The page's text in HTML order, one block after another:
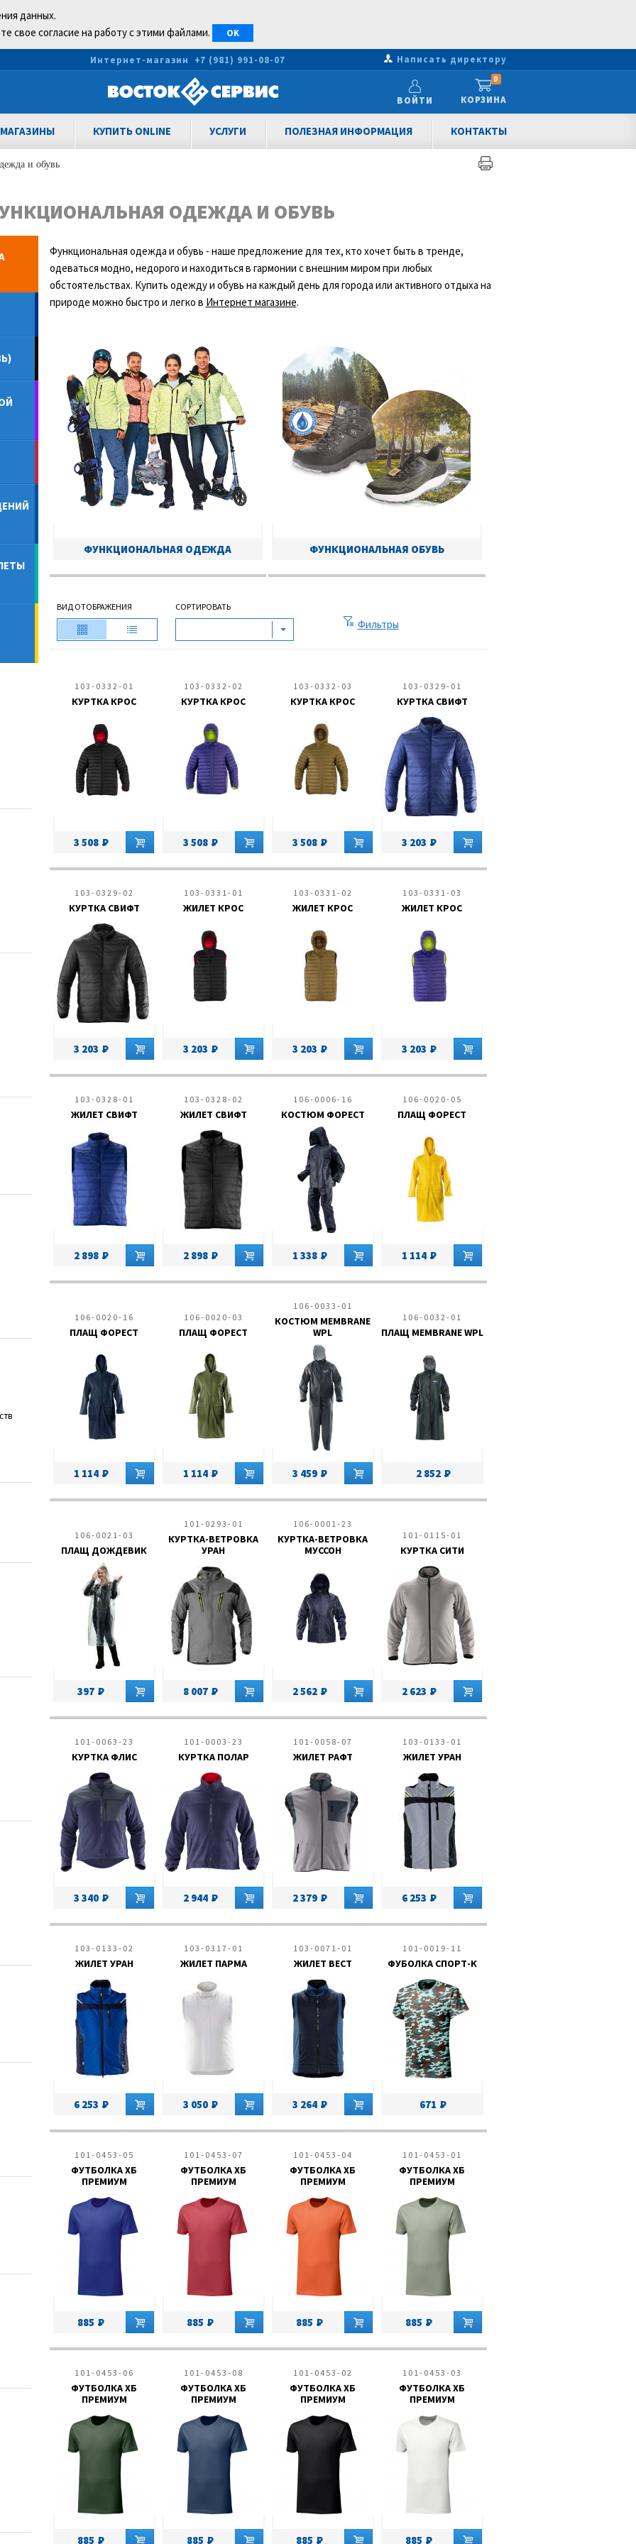
данных.
свое согласие на работу с этими файлами.
OK
Интернет-магазин +7 (981) 991-08-07 Написать директору
ВОЙТИ КОРЗИНА
0
МАГАЗИНЫ КУПИТЬ ONLINE УСЛУГИ ПОЛЕЗНАЯ ИНФОРМАЦИЯ КОНТАКТЫ
и обувь
ОДЕЖДА И ОБУВЬ
Функциональная одежда и обувь - наше предложение для тех, кто хочет быть в тренде,
одеваться модно, недорого и находиться в гармонии с внешним миром при любых
обстоятельствах. Купить одежду и обувь на каждый день для города или активного отдыха на
природе можно быстро и легко в Интернет магазине.
ФУНКЦИОНАЛЬНАЯ ОДЕЖДА ФУНКЦИОНАЛЬНАЯ ОБУВЬ
ВИД ОТОБРАЖЕНИЯ СОРТИРОВАТЬ
Фильтры
103-0332-01
КУРТКА КРОС
3 508
103-0332-02
КУРТКА КРОС
3 508
103-0332-03
КУРТКА КРОС
3 508
103-0329-01
КУРТКА СВИФТ
3 203
103-0329-02
КУРТКА СВИФТ
3 203
103-0331-01
ЖИЛЕТ КРОС
3 203
103-0331-02
ЖИЛЕТ КРОС
3 203
103-0331-03
ЖИЛЕТ КРОС
3 203
103-0328-01
ЖИЛЕТ СВИФТ
2 898
103-0328-02
ЖИЛЕТ СВИФТ
2 898
106-0006-16
КОСТЮМ ФОРЕСТ
1 338
106-0020-05
ПЛАЩ ФОРЕСТ
1 114
106-0020-16
ПЛАЩ ФОРЕСТ
1 114
106-0020-03
ПЛАЩ ФОРЕСТ
1 114
106-0033-01
КОСТЮМ MEMBRANE
WPL
3 459
106-0032-01
ПЛАЩ MEMBRANE WPL
2 852
106-0021-03
ПЛАЩ ДОЖДЕВИК
397
101-0293-01
КУРТКА-ВЕТРОВКА
УРАН
8 007
106-0001-23
КУРТКА-ВЕТРОВКА
МУССОН
2 562
101-0115-01
КУРТКА СИТИ
2 623
101-0063-23
КУРТКА ФЛИС
3 340
101-0003-23
КУРТКА ПОЛАР
2 944
101-0058-07
ЖИЛЕТ РАФТ
2 379
103-0133-01
ЖИЛЕТ УРАН
6 253
103-0133-02
ЖИЛЕТ УРАН
6 253
103-0317-01
ЖИЛЕТ ПАРМА
3 050
103-0071-01
ЖИЛЕТ ВЕСТ
3 264
101-0019-11
ФУБОЛКА СПОРТ-К
671
101-0453-05
ФУТБОЛКА ХБ
ПРЕМИУМ
885
101-0453-07
ФУТБОЛКА ХБ
ПРЕМИУМ
885
101-0453-04
ФУТБОЛКА ХБ
ПРЕМИУМ
885
101-0453-01
ФУТБОЛКА ХБ
ПРЕМИУМ
885
101-0453-06
ФУТБОЛКА ХБ
ПРЕМИУМ
885
101-0453-08
ФУТБОЛКА ХБ
ПРЕМИУМ
885
101-0453-02
ФУТБОЛКА ХБ
ПРЕМИУМ
885
101-0453-03
ФУТБОЛКА ХБ
ПРЕМИУМ
885
фракций
20 %
%
и другим поверхностям